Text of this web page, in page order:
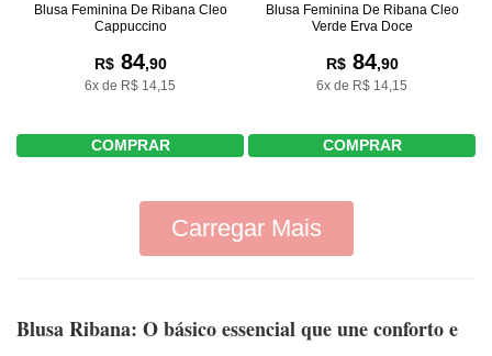
Blusa Feminina De Ribana Cleo
Cappuccino
R$84,90
6x de R$ 14,15
COMPRAR
Blusa Feminina De Ribana Cleo
Verde Erva Doce
R$84,90
6x de R$ 14,15
COMPRAR
Carregar Mais
Blusa Ribana: O básico essencial que une conforto e